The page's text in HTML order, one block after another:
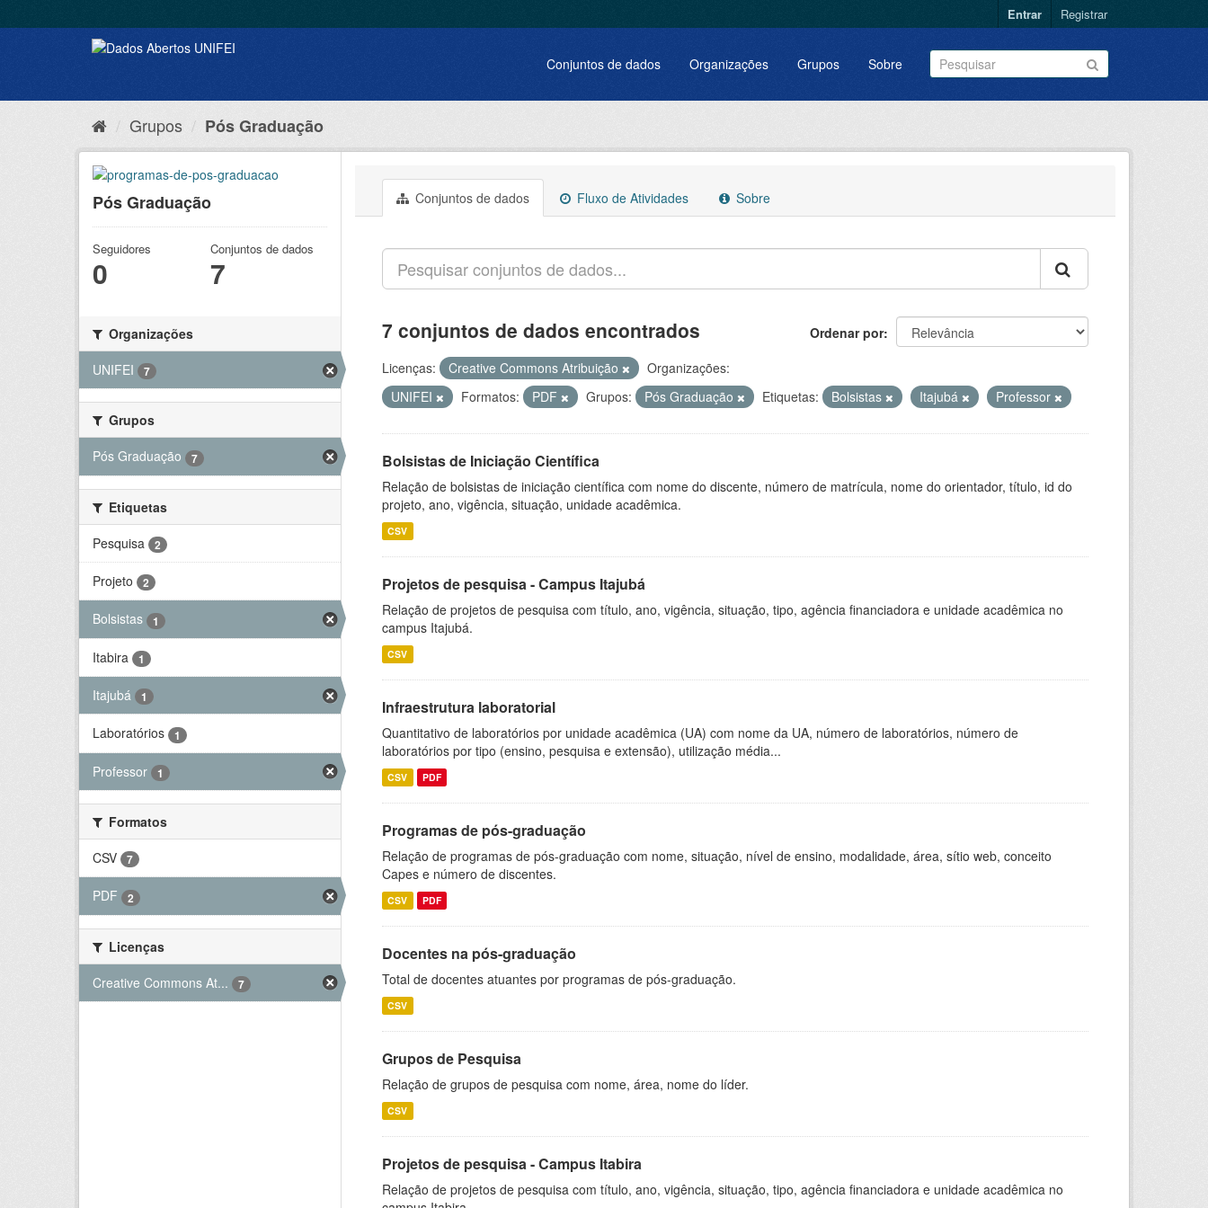
Entrar Registrar
Conjuntos de dados Organizações Grupos Sobre
Grupos Pós Graduação
Pós Graduação
Seguidores
0
Conjuntos de dados
7
Organizações
UNIFEI
7
Grupos
Pós Graduação
7
Etiquetas
Pesquisa
2
Projeto 2
Bolsistas 1
Itabira 1
Itajubá 1
Laboratórios 1
Professor 1
Formatos
CSV
7
PDF 2
Licenças
Creative Commons At...
7
Conjuntos de dados Fluxo de Atividades Sobre
Ordenar por
7 conjuntos de dados encontrados
Licenças: Creative Commons Atribuição
Organizações:
UNIFEI
Formatos: PDF Grupos: Pós Graduação Etiquetas: Bolsistas Itajubá Professor
Bolsistas de Iniciação Científica
Relação de bolsistas de iniciação científica com nome do discente, número de matrícula, nome do orientador, título, id do
projeto, ano, vigência, situação, unidade acadêmica.
CSV
Projetos de pesquisa - Campus Itajubá
Relação de projetos de pesquisa com título, ano, vigência, situação, tipo, agência financiadora e unidade acadêmica no
campus Itajubá.
CSV
Infraestrutura laboratorial
Quantitativo de laboratórios por unidade acadêmica (UA) com nome da UA, número de laboratórios, número de
laboratórios por tipo (ensino, pesquisa e extensão), utilização média...
CSV PDF
Programas de pós-graduação
Relação de programas de pós-graduação com nome, situação, nível de ensino, modalidade, área, sítio web, conceito
Capes e número de discentes.
CSV PDF
Docentes na pós-graduação
Total de docentes atuantes por programas de pós-graduação.
CSV
Grupos de Pesquisa
Relação de grupos de pesquisa com nome, área, nome do líder.
CSV
Projetos de pesquisa - Campus Itabira
Relação de projetos de pesquisa com título, ano, vigência, situação, tipo, agência financiadora e unidade acadêmica no